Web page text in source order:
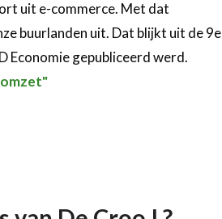
uit e-commerce. Met dat
buurlanden uit. Dat blijkt uit de 9e
Economie gepubliceerd werd.